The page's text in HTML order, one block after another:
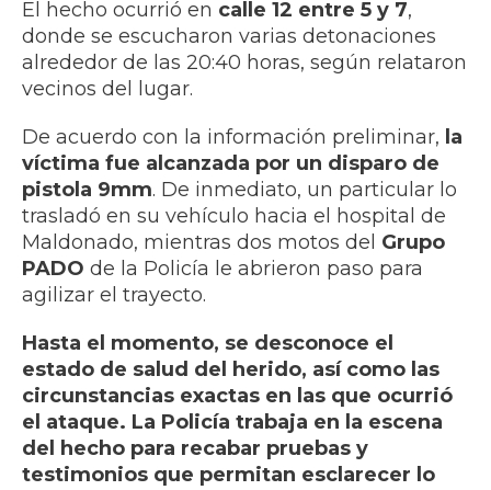
El hecho ocurrió en calle 12 entre 5 y 7,
donde se escucharon varias detonaciones
alrededor de las 20:40 horas, según relataron
vecinos del lugar.
De acuerdo con la información preliminar, la
víctima fue alcanzada por un disparo de
pistola 9mm. De inmediato, un particular lo
trasladó en su vehículo hacia el hospital de
Maldonado, mientras dos motos del Grupo
PADO de la Policía le abrieron paso para
agilizar el trayecto.
Hasta el momento, se desconoce el
estado de salud del herido, así como las
circunstancias exactas en las que ocurrió
el ataque. La Policía trabaja en la escena
del hecho para recabar pruebas y
testimonios que permitan esclarecer lo